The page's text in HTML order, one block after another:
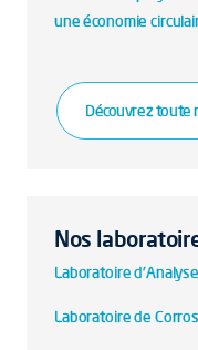
une économie
Découvrez toute
Nos
Laboratoire
Laboratoire de